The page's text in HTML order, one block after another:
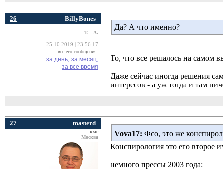
26 BillyBones
Т. - А.
25.10.2019 | 23:56:17
все его сообщения:
за день, за месяц,
за все время
Да? А что именно?
То, что все решалось на самом
Даже сейчас иногда решения
интересов - а уж тогда и там
27 masterd
кмс
Москва
Vova17: Фсо, это же
Конспирология это его второе
немного прессы 2003 года: